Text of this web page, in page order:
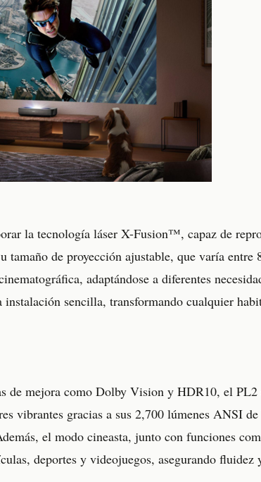
la tecnología láser X-Fusion™, capaz de
tamaño de proyección ajustable, que varía entre
adaptándose a diferentes
sencilla, transformando cualquier
de mejora como Dolby Vision y HDR10, el PL2
vibrantes gracias a sus 2,700 lúmenes ANSI
el modo cineasta, junto con funciones
deportes y videojuegos, asegurando fluidez